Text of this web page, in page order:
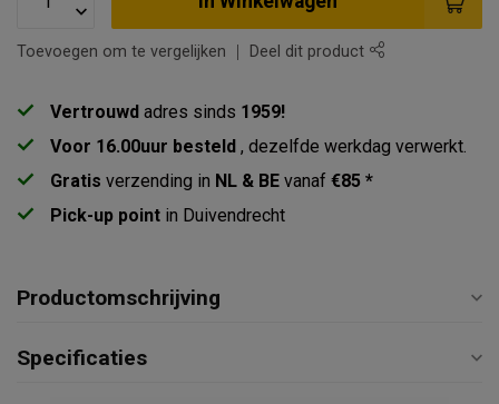
Toevoegen om te vergelijken Deel dit product
Vertrouwd adres sinds 1959!
Voor 16.00uur besteld , dezelfde werkdag verwerkt.
Gratis verzending in NL & BE vanaf €85 *
Pick-up point in Duivendrecht
Productomschrijving
Specificaties